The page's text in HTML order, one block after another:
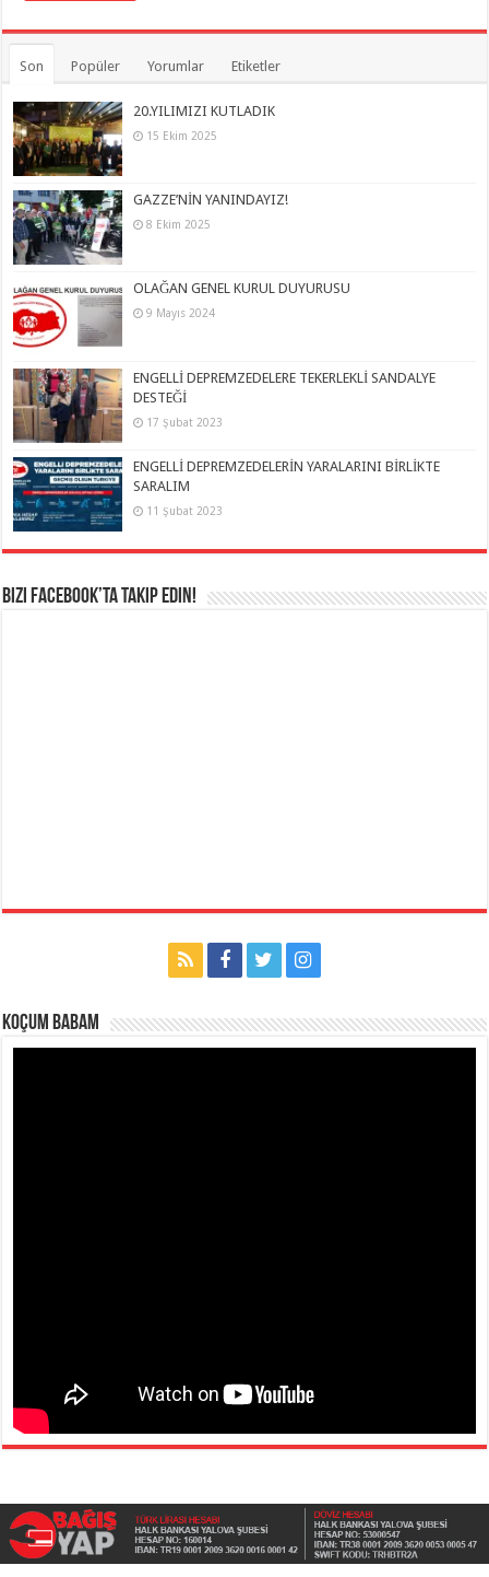
Son Popüler Yorumlar Etiketler
20.YILIMIZI KUTLADIK
15 Ekim 2025
GAZZE’NİN YANINDAYIZ!
8 Ekim 2025
OLAĞAN GENEL KURUL DUYURUSU
9 Mayıs 2024
ENGELLİ DEPREMZEDELERE TEKERLEKLİ SANDALYE
DESTEĞİ
17 Şubat 2023
ENGELLİ DEPREMZEDELERİN YARALARINI BİRLİKTE
SARALIM
11 Şubat 2023
Bizi Facebook’ta takip edin!
Koçum Babam